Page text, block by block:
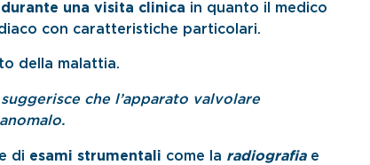
durante una visita clinica in quanto il medico
con caratteristiche particolari.
della malattia.
che l’apparato valvolare
e di esami strumentali come la radiografiae